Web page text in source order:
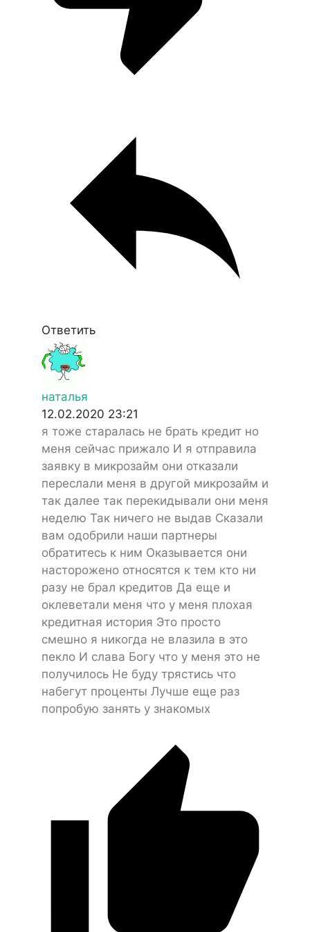
Ответить
наталья
12.02.2020 23:21
я тоже старалась не брать кредит но
меня сейчас прижало И я отправила
заявку в микрозайм они отказали
переслали меня в другой микрозайм и
так далее так перекидывали они меня
неделю Так ничего не выдав Сказали
вам одобрили наши партнеры
обратитесь к ним Оказывается они
насторожено относятся к тем кто ни
разу не брал кредитов Да еще и
оклеветали меня что у меня плохая
кредитная история Это просто
смешно я никогда не влазила в это
пекло И слава Богу что у меня это не
получилось Не буду трястись что
набегут проценты Лучше еще раз
попробую занять у знакомых